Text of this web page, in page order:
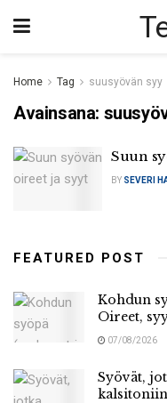
Home Tag suusyövän syy
Avainsana:
Suun
BY SEVERI
FEATURED POST
Kohdun
Oireet,
07/08/2026
Syövät,